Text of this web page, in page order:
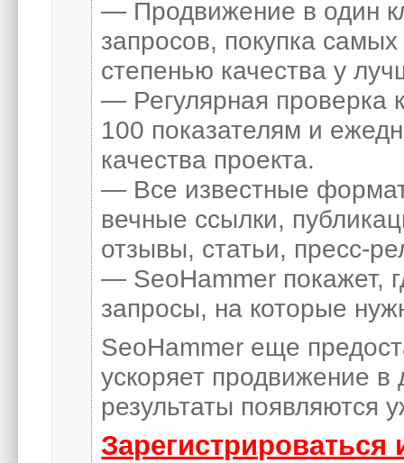
— Продвижение в один
запросов, покупка
степенью качества у
— Регулярная проверка
100 показателям и
качества проекта.
— Все известные
вечные ссылки,
отзывы, статьи, пресс-
— SeoHammer покажет,
запросы, на которые
SeoHammer еще
ускоряет продвижение в
результаты появляются